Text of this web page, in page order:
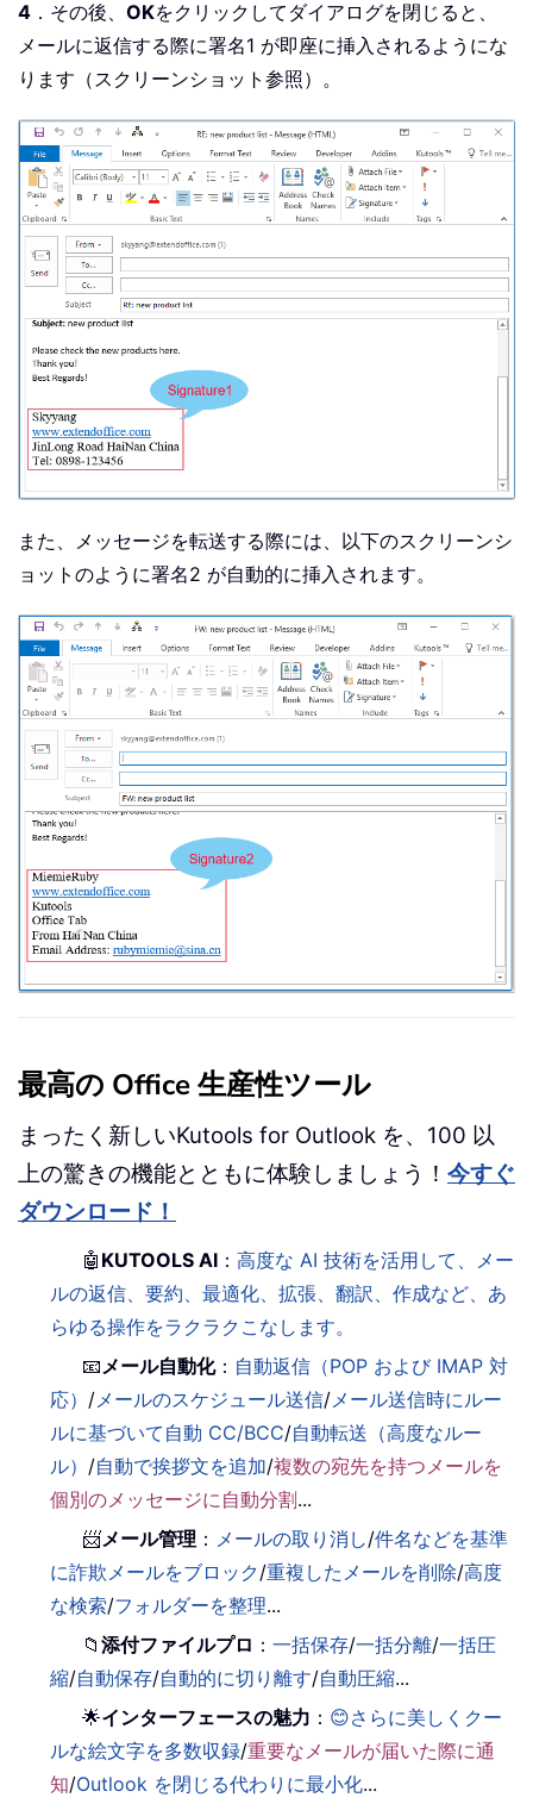
4 ．その後、 OKをクリックしてダイアログを閉じると、
メールに返信する際に署名1 が即座に挿入されるようにな
ります（スクリーンショット参照）。
また、メッセージを転送する際には、以下のスクリーンシ
ョットのように署名2 が自動的に挿入されます。
最高の Office 生産性ツール
まったく新しいKutools for Outlook を、100 以
上の驚きの機能とともに体験しましょう！ 今すぐ
ダウンロード！
🤖 KUTOOLS AI ：高度な AI 技術を活用して、メー
ルの返信、要約、最適化、拡張、翻訳、作成など、あ
らゆる操作をラクラクこなします。
📧メール自動化： 自動返信（POP および IMAP 対
応） /メールのスケジュール送信/メール送信時にルー
ルに基づいて自動 CC/BCC/自動転送（高度なルー
ル） /自動で挨拶文を追加/複数の宛先を持つメールを
個別のメッセージに自動分割...
📨メール管理 ： メールの取り消し/件名などを基準
に詐欺メールをブロック/重複したメールを削除/高度
な検索/フォルダーを整理...
📁添付ファイルプロ ：一括保存/一括分離/一括圧
縮/自動保存/自動的に切り離す/自動圧縮...
🌟インターフェースの魅力 ： 😊さらに美しくクー
ルな絵文字を多数収録/重要なメールが届いた際に通
知/Outlook を閉じる代わりに最小化...